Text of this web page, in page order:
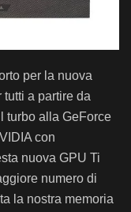
per la nuova
a partire da
turbo alla GeForce
con
nuova GPU Ti
numero di
la nostra memoria